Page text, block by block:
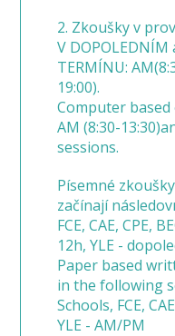
2. Zkoušky v
V DOPOLEDNÍM
TERMÍNU:
19:00).
Computer
AM (8:30-
sessions.
Písemné
začínají
FCE, CAE, CPE,
12h, YLE -
Paper based
in the following
Schools, FCE,
YLE - AM/PM